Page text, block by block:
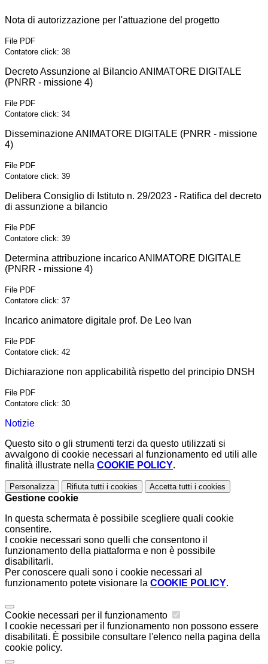
Nota di autorizzazione per l'attuazione del progetto
File PDF
Contatore click: 38
Decreto Assunzione al Bilancio ANIMATORE DIGITALE
(PNRR - missione 4)
File PDF
Contatore click: 34
Disseminazione ANIMATORE DIGITALE (PNRR - missione
4)
File PDF
Contatore click: 39
Delibera Consiglio di Istituto n. 29/2023 - Ratifica del decreto
di assunzione a bilancio
File PDF
Contatore click: 39
Determina attribuzione incarico ANIMATORE DIGITALE
(PNRR - missione 4)
File PDF
Contatore click: 37
Incarico animatore digitale prof. De Leo Ivan
File PDF
Contatore click: 42
Dichiarazione non applicabilità rispetto del principio DNSH
File PDF
Contatore click: 30
Notizie
Questo sito o gli strumenti terzi da questo utilizzati si
avvalgono di cookie necessari al funzionamento ed utili alle
finalità illustrate nella COOKIE POLICY.
Personalizza Rifiuta tutti i cookies Accetta tutti i cookies
Gestione cookie
In questa schermata è possibile scegliere quali cookie
consentire.
I cookie necessari sono quelli che consentono il
funzionamento della piattaforma e non è possibile
disabilitarli.
Per conoscere quali sono i cookie necessari al
funzionamento potete visionare la COOKIE POLICY.
Cookie necessari per il funzionamento
I cookie necessari per il funzionamento non possono essere
disabilitati. È possibile consultare l'elenco nella pagina della
cookie policy.